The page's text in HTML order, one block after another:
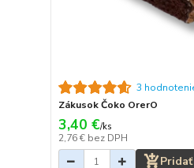
3
Zákusok Čoko OrerO
3,40 €/ks
2,76 € bez DPH